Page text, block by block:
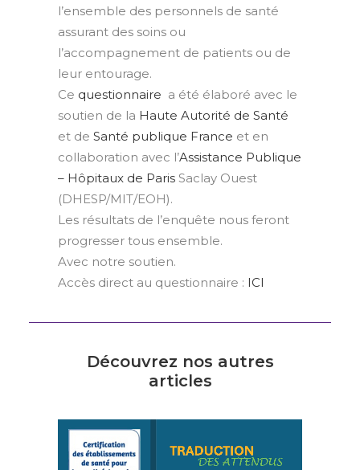
l’ensemble des personnels de santé
assurant des soins ou
l’accompagnement de patients ou de
leur entourage.
Ce questionnaire a été élaboré avec le
soutien de la Haute Autorité de Santé
et de Santé publique France et en
collaboration avec l’Assistance Publique
– Hôpitaux de Paris Saclay Ouest
(DHESP/MIT/EOH).
Les résultats de l’enquête nous feront
progresser tous ensemble.
Avec notre soutien.
Accès direct au questionnaire : ICI
Découvrez nos autres
articles